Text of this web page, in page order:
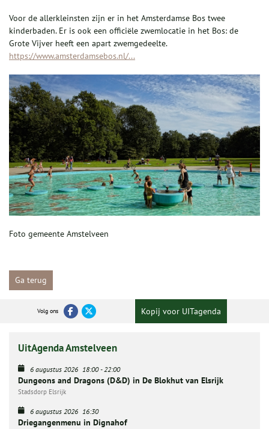
Voor de allerkleinsten zijn er in het Amsterdamse Bos twee
kinderbaden. Er is ook een officiële zwemlocatie in het Bos: de
Grote Vijver heeft een apart zwemgedeelte.
https://www.amsterdamsebos.nl/...
Foto gemeente Amstelveen
Ga terug
Volg ons Kopij voor UITagenda
UitAgenda Amstelveen
6 augustus 2026 18:00-22:00
Dungeons and Dragons (D&D) in De Blokhut van Elsrijk
Stadsdorp Elsrijk
6 augustus 2026 16:30
Driegangenmenu in Dignahof